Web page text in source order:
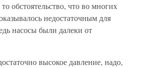
обстоятельство, что во многих
недостаточным для
насосы были далеки от
высокое давление, надо,